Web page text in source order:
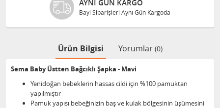
AYNI GÜN KARGO
Bayi Siparişleri Aynı Gün Kargoda
Ürün Bilgisi Yorumlar (0)
Sema Baby Üstten Bağcıklı Şapka - Mavi
Yenidoğan bebeklerin hassas cildi için %100 pamuktan
yapılmıştır
Pamuk yapısı bebeğinizin baş ve kulak bölgesinin üşümesini